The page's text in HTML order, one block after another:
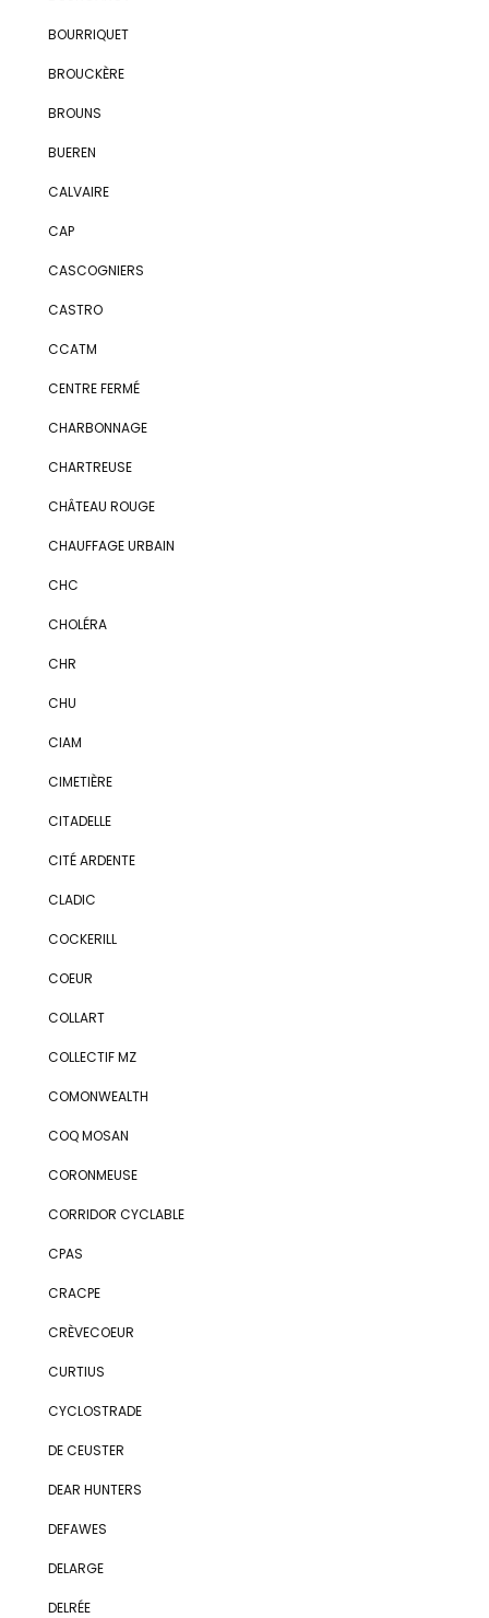
BOURRIQUET
BROUCKÈRE
BROUNS
BUEREN
CALVAIRE
CAP
CASCOGNIERS
CASTRO
CCATM
CENTRE FERMÉ
CHARBONNAGE
CHARTREUSE
CHÂTEAU ROUGE
CHAUFFAGE URBAIN
CHC
CHOLÉRA
CHR
CHU
CIAM
CIMETIÈRE
CITADELLE
CITÉ ARDENTE
CLADIC
COCKERILL
COEUR
COLLART
COLLECTIF MZ
COMONWEALTH
COQ MOSAN
CORONMEUSE
CORRIDOR CYCLABLE
CPAS
CRACPE
CRÈVECOEUR
CURTIUS
CYCLOSTRADE
DE CEUSTER
DEAR HUNTERS
DEFAWES
DELARGE
DELRÉE